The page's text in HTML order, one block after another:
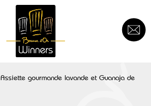
Assiette gourmande lavande et Guanaja de